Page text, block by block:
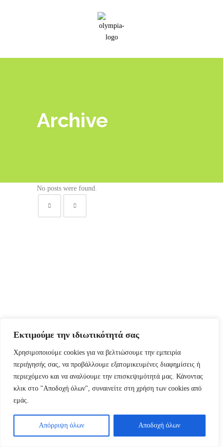
Εκτιμούμε την ιδιωτικότητά σας
Χρησιμοποιούμε cookies για να βελτιώσουμε την εμπειρία
περιήγησής σας, να προβάλλουμε εξατομικευμένες διαφημίσεις ή
περιεχόμενο και να αναλύουμε την επισκεψιμότητά μας. Κάνοντας
κλικ στο "Αποδοχή όλων", συναινείτε στη χρήση των cookies από
εμάς.
Απόρριψη όλων Αποδοχή όλων
Archive
No posts were found.